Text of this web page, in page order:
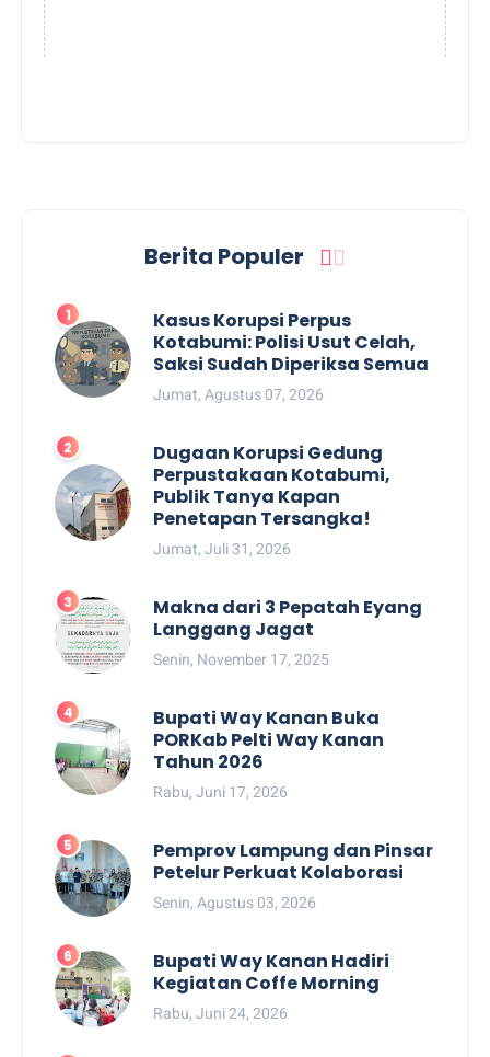
Berita Populer
Kasus Korupsi Perpus
Kotabumi: Polisi Usut Celah,
Saksi Sudah Diperiksa Semua
Jumat, Agustus 07, 2026
Dugaan Korupsi Gedung
Perpustakaan Kotabumi,
Publik Tanya Kapan
Penetapan Tersangka!
Jumat, Juli 31, 2026
Makna dari 3 Pepatah Eyang
Langgang Jagat
Senin, November 17, 2025
Bupati Way Kanan Buka
PORKab Pelti Way Kanan
Tahun 2026
Rabu, Juni 17, 2026
Pemprov Lampung dan Pinsar
Petelur Perkuat Kolaborasi
Senin, Agustus 03, 2026
Bupati Way Kanan Hadiri
Kegiatan Coffe Morning
Rabu, Juni 24, 2026